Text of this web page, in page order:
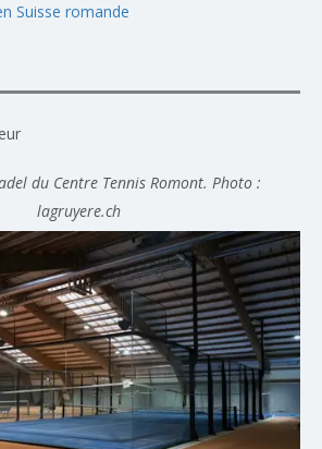
Suisse romande
du Centre Tennis Romont. Photo :
lagruyere.ch